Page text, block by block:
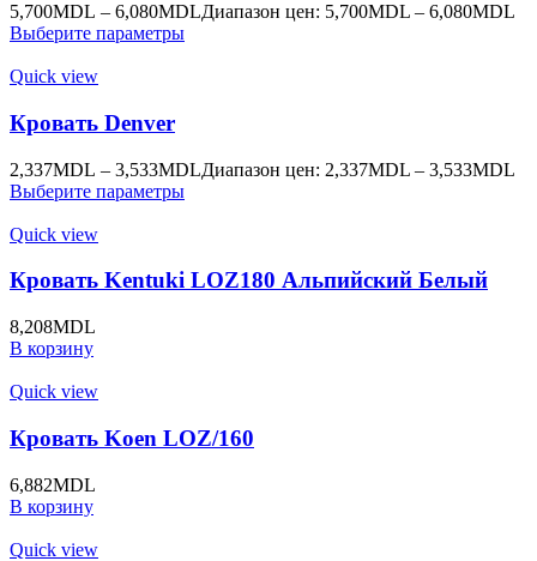
5,700MDL – 6,080MDLДиапазон цен: 5,700MDL – 6,080MDL
Выберите параметры
Quick view
Кровать Denver
2,337MDL – 3,533MDLДиапазон цен: 2,337MDL – 3,533MDL
Выберите параметры
Quick view
Кровать Kentuki LOZ180 Альпийский Белый
8,208MDL
В корзину
Quick view
Кровать Koen LOZ/160
6,882MDL
В корзину
Quick view